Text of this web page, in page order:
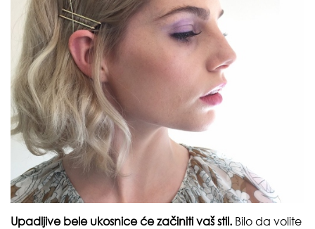
Upadljive bele ukosnice će začiniti vaš stil. Bilo da volite